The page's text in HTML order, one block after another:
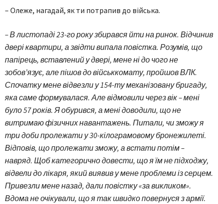
– Олеже, нагадай, як ти потрапив до війська.
– В листопаді 23-го року збирався йти на ринок. Відчинив
двері квартири, а звідти випала повістка. Розумів, що
папірець, вставлений у двері, мене ні до чого не
зобов’язує, але пішов до військкомату, пройшов ВЛК.
Спочатку мене відвезли у 154-ту механізовану бригаду,
яка саме формувалася. Але відмовили через вік – мені
було 57 років. Я обурився, а мені доводили, що не
витримаю фізичних навантажень. Питали, чи зможу я
три доби пролежати у 30-кілограмовому бронежилеті.
Відповів, що пролежати зможу, а встати потім –
навряд. Щоб категорично довести, що я їм не підходжу,
відвели до лікаря, який виявив у мене проблеми із серцем.
Привезли мене назад, дали повістку «за викликом».
Вдома не очікували, що я так швидко повернуся з армії.